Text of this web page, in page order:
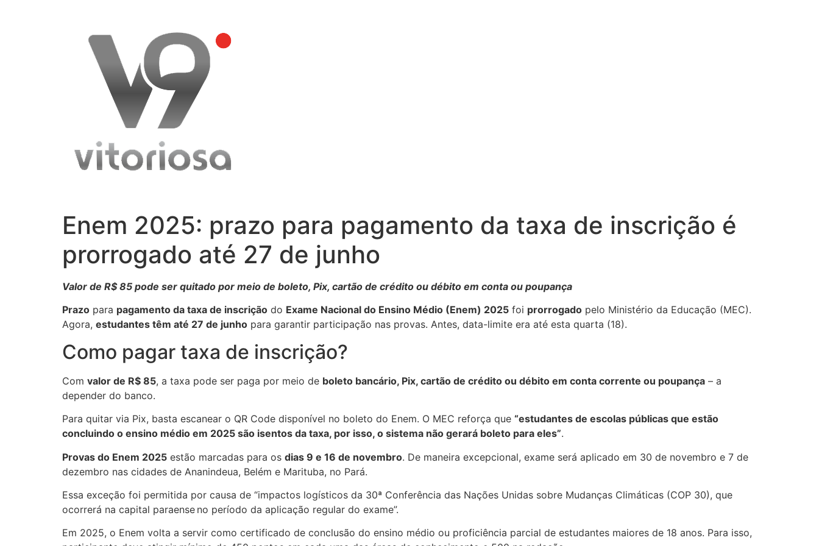
Enem 2025: prazo para pagamento da taxa de inscrição é
prorrogado até 27 de junho
Valor de R$ 85 pode ser quitado por meio de boleto, Pix, cartão de crédito ou débito em conta ou poupança
Prazo para pagamento da taxa de inscrição do Exame Nacional do Ensino Médio (Enem) 2025 foi prorrogado pelo Ministério da Educação (MEC).
Agora, estudantes têm até 27 de junho para garantir participação nas provas. Antes, data-limite era até esta quarta (18).
Como pagar taxa de inscrição?
Com valor de R$ 85, a taxa pode ser paga por meio de boleto bancário, Pix, cartão de crédito ou débito em conta corrente ou poupança – a
depender do banco.
Para quitar via Pix, basta escanear o QR Code disponível no boleto do Enem. O MEC reforça que “estudantes de escolas públicas que estão
concluindo o ensino médio em 2025 são isentos da taxa, por isso, o sistema não gerará boleto para eles”.
Provas do Enem 2025 estão marcadas para os dias 9 e 16 de novembro. De maneira excepcional, exame será aplicado em 30 de novembro e 7 de
dezembro nas cidades de Ananindeua, Belém e Marituba, no Pará.
Essa exceção foi permitida por causa de “impactos logísticos da 30ª Conferência das Nações Unidas sobre Mudanças Climáticas (COP 30), que
ocorrerá na capital paraense no período da aplicação regular do exame”.
Em 2025, o Enem volta a servir como certificado de conclusão do ensino médio ou proficiência parcial de estudantes maiores de 18 anos. Para isso,